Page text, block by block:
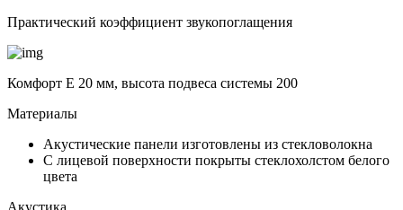
Практический коэффициент звукопоглащения
Комфорт Е 20 мм, высота подвеса системы 200
Материалы
Акустические панели изготовлены из стекловолокна
С лицевой поверхности покрыты стеклохолстом белого
цвета
Акустика